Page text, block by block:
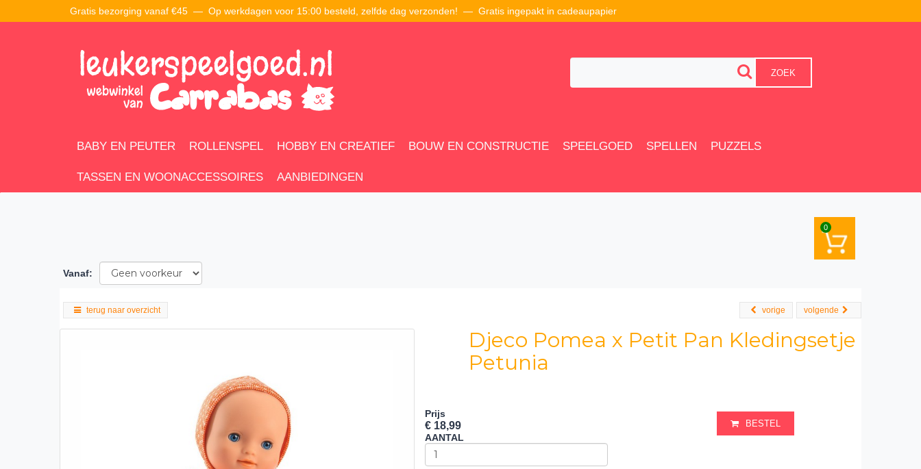
Gratis bezorging vanaf €45 — Op werkdagen voor 15:00 besteld, zelfde dag verzonden! — Gratis ingepakt in cadeaupapier
ZOEK
BABY EN PEUTER ROLLENSPEL HOBBY EN CREATIEF BOUW EN CONSTRUCTIE SPEELGOED SPELLEN PUZZELS
TASSEN EN WOONACCESSOIRES AANBIEDINGEN
0
Vanaf:
terug naar overzicht volgende
vorige
Djeco Pomea x Petit Pan Kledingsetje
Petunia
Prijs
€ 18,99
AANTAL
BESTEL